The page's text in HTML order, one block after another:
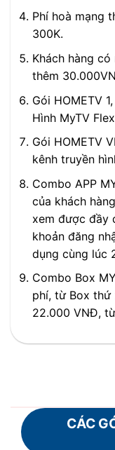
Phí hoà mạng
300K.
Khách hàng
thêm
Gói HOMETV
Hình MyTV
Gói HOMETV
kênh truyền
Combo APP
của khách
xem được đầy
khoản đăng
dụng cùng lúc
Combo Box
phí, từ Box thứ
22.000 VNĐ,
CÁC